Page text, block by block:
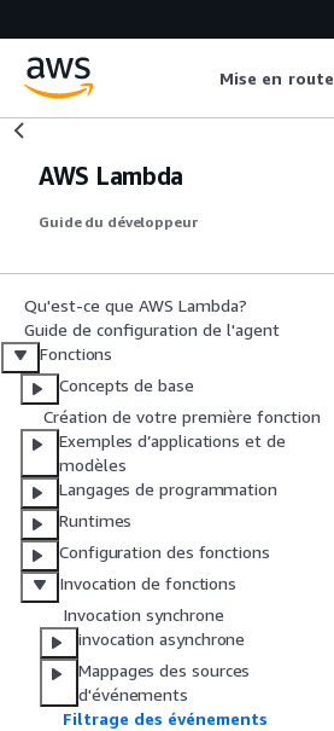
Mise en route
AWS Lambda
Guide du développeur
Qu'est-ce que AWS Lambda?
Guide de configuration de l'agent
Fonctions
Concepts de base
Création de votre première fonction
Exemples d’applications et de
modèles
Langages de programmation
Runtimes
Configuration des fonctions
Invocation de fonctions
Invocation synchrone
invocation asynchrone
Mappages des sources
d'événements
Filtrage des événements